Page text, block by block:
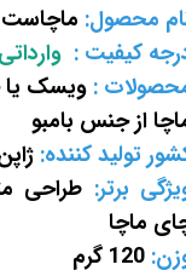
محصول: ماچاست 3 تیکه
کیفیت : وارداتی
: ویسک یا
از جنس بامبو
تولید کننده:
برتر: طراحی
ماچا
120 گرم